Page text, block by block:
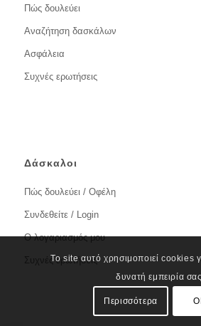
Πώς δουλεύει
Αναζήτηση δασκάλων
Ασφάλεια
Συχνές ερωτήσεις
Δάσκαλοι
Πώς δουλεύει / Οφέλη
Συνδεθείτε / Login
Ο λογαριασμός μου
Συχνές ερωτήσεις
Το site αυτό χρησιμοποιεί cookies
δυνατή εμπειρία σας
Περισσότερα